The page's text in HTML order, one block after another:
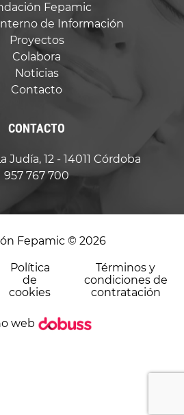
Fepamic
de Información
Proyectos
Colabora
Noticias
Contacto
CONTACTO
Judía, 12 - 14011 Córdoba
957 767 700
Fepamic © 2026
Política
de
cookies
Términos y
condiciones de
contratación
web